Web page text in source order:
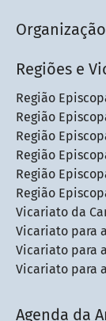
Regiões e
Região
Região
Região
Região
Região
Região
Vicariato da
Vicariato para
Vicariato para
Vicariato para
Agenda da